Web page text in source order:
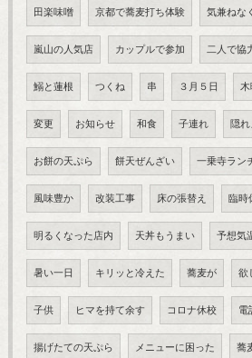
田楽味噌 京都で蕎麦打ち体験 気兼ねなく
嵐山の人気店 カップルで参加 二人で協
鰯と蓮根 つくね 串 ３月５日 木
変更 お知らせ 和食 子連れ 隠
お餅の天ぷら 餅天ぜんざい 一乗寺ラン
風味豊か 改装工事 床の張替え 臨時
明るくなった店内 天丼もうまい 予想気
暑い一日 キリッと冷えた 蕎麦が 欲
子供 ヒマを持て余す コロナ休校 電
揚げたての天ぷら メニューに困った 蕎